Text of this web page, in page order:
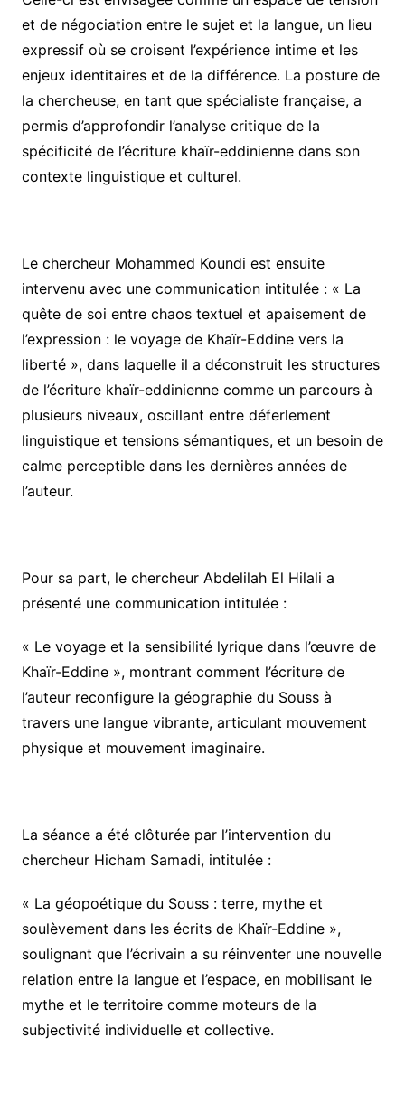
et de négociation entre le sujet et la langue, un lieu
expressif où se croisent l’expérience intime et les
enjeux identitaires et de la différence. La posture de
la chercheuse, en tant que spécialiste française, a
permis d’approfondir l’analyse critique de la
spécificité de l’écriture khaïr-eddinienne dans son
contexte linguistique et culturel.
Le chercheur Mohammed Koundi est ensuite
intervenu avec une communication intitulée : « La
quête de soi entre chaos textuel et apaisement de
l’expression : le voyage de Khaïr-Eddine vers la
liberté », dans laquelle il a déconstruit les structures
de l’écriture khaïr-eddinienne comme un parcours à
plusieurs niveaux, oscillant entre déferlement
linguistique et tensions sémantiques, et un besoin de
calme perceptible dans les dernières années de
l’auteur.
Pour sa part, le chercheur Abdelilah El Hilali a
présenté une communication intitulée :
« Le voyage et la sensibilité lyrique dans l’œuvre de
Khaïr-Eddine », montrant comment l’écriture de
l’auteur reconfigure la géographie du Souss à
travers une langue vibrante, articulant mouvement
physique et mouvement imaginaire.
La séance a été clôturée par l’intervention du
chercheur Hicham Samadi, intitulée :
« La géopoétique du Souss : terre, mythe et
soulèvement dans les écrits de Khaïr-Eddine »,
soulignant que l’écrivain a su réinventer une nouvelle
relation entre la langue et l’espace, en mobilisant le
mythe et le territoire comme moteurs de la
subjectivité individuelle et collective.